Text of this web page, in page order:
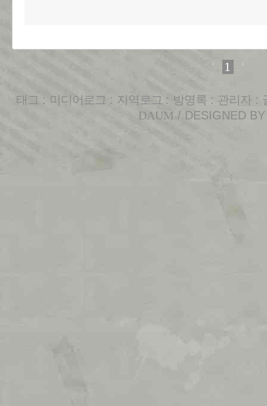
1
태그 : 미디어로그 : 지역로그 : 방명록 : 관리자 :
DAUM / DESIGNED